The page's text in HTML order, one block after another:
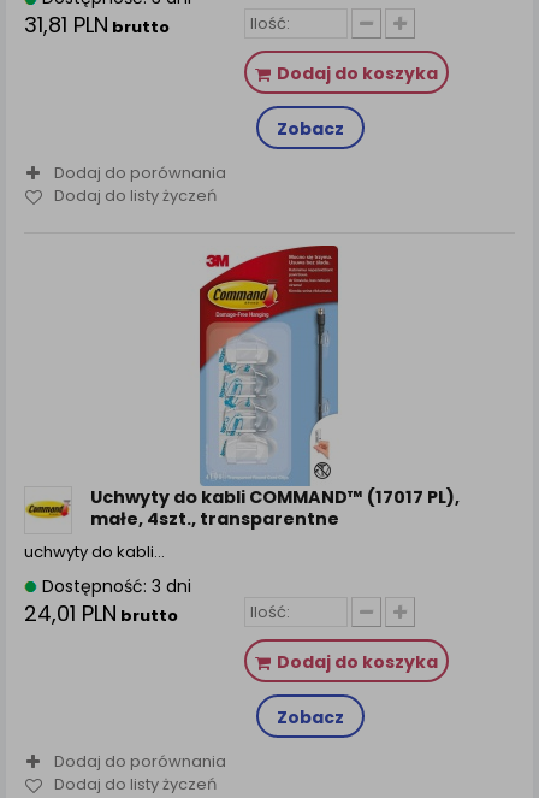
31,81 PLN brutto
Dodaj do koszyka
Zobacz
Dodaj do porównania
Dodaj do listy życzeń
Uchwyty do kabli COMMAND™ (17017 PL),
małe, 4szt., transparentne
uchwyty do kabli…
Dostępność: 3 dni
24,01 PLN brutto
Dodaj do koszyka
Zobacz
Dodaj do porównania
Dodaj do listy życzeń
Każda Państwa zgoda jest dobrowolna i można ją w
dowolnym momencie wycofać.
Polityka prywatności (rozwiń)
Klauzula Informacyjna (rozwiń)
Lista Zaufanych Partnerów (rozwiń)